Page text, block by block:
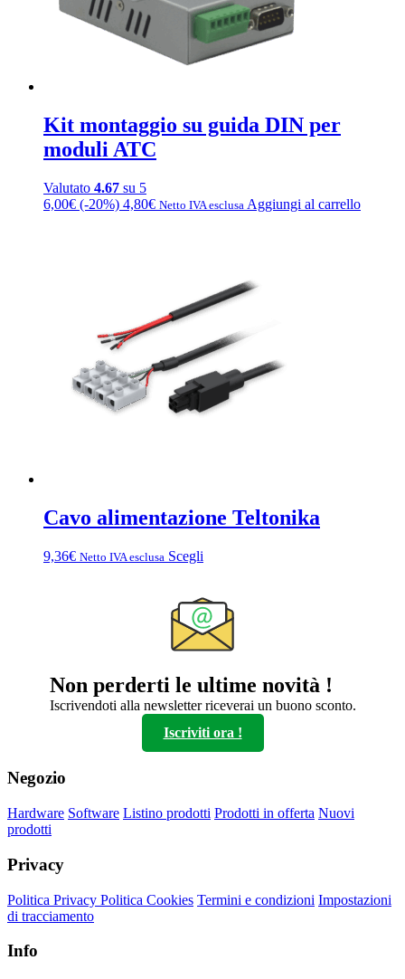
Kit montaggio su guida DIN per
moduli ATC
Valutato 4.67 su 5
6,00€ (-20%) 4,80€ Netto IVA esclusa Aggiungi al carrello
Cavo alimentazione Teltonika
9,36€ Netto IVA esclusa Scegli
più
varianti.
Le
opzioni
essere
scelte
nella
pagina
del
Non perderti le ultime novità !
Iscrivendoti alla newsletter riceverai un buono sconto.
Iscriviti ora !
Negozio
Hardware Software Listino prodotti Prodotti in offerta Nuovi
prodotti
Privacy
Politica Privacy Politica Cookies Termini e condizioni Impostazioni
di tracciamento
Info